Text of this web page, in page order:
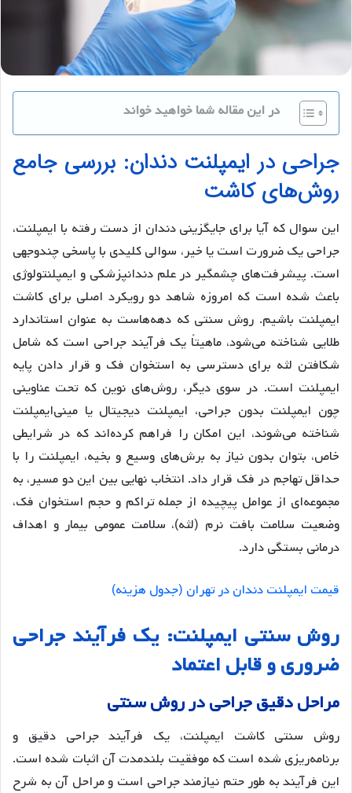
در این مقاله شما خواهید خواند
جراحی در ایمپلنت دندان: بررسی جامع
روش‌های کاشت
این سوال که آیا برای جایگزینی دندان از دست رفته با ایمپلنت،
جراحی یک ضرورت است یا خیر، سوالی کلیدی با پاسخی چندوجهی
است. پیشرفت‌های چشمگیر در علم دندانپزشکی و ایمپلنتولوژی
باعث شده است که امروزه شاهد دو رویکرد اصلی برای کاشت
ایمپلنت باشیم. روش سنتی که دهه‌هاست به عنوان استاندارد
طلایی شناخته می‌شود، ماهیتاً یک فرآیند جراحی است که شامل
شکافتن لثه برای دسترسی به استخوان فک و قرار دادن پایه
ایمپلنت است. در سوی دیگر، روش‌های نوین که تحت عناوینی
چون ایمپلنت بدون جراحی، ایمپلنت دیجیتال یا مینی‌ایمپلنت
شناخته می‌شوند، این امکان را فراهم کرده‌اند که در شرایطی
خاص، بتوان بدون نیاز به برش‌های وسیع و بخیه، ایمپلنت را با
حداقل تهاجم در فک قرار داد. انتخاب نهایی بین این دو مسیر، به
مجموعه‌ای از عوامل پیچیده از جمله تراکم و حجم استخوان فک،
وضعیت سلامت بافت نرم (لثه)، سلامت عمومی بیمار و اهداف
درمانی بستگی دارد.
قیمت ایمپلنت دندان در تهران (جدول هزینه)
روش سنتی ایمپلنت: یک فرآیند جراحی
ضروری و قابل اعتماد
مراحل دقیق جراحی در روش سنتی
روش سنتی کاشت ایمپلنت، یک فرآیند جراحی دقیق و
برنامه‌ریزی شده است که موفقیت بلندمدت آن اثبات شده است.
این فرآیند به طور حتم نیازمند جراحی است و مراحل آن به شرح